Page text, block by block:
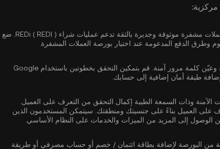
حدد بورصة عملات مشفرة موثوقة وجديرة بالثقة تدعم عمليات شراء REDi ( REDI ). ضع
وطرق الدفع المدعومة عند اختيار بورصة العملات المشفرة.
وعيّن كلمة مرور آمنة. قم بتمكين
التحقق بخطوتين باستخدام Google
طبقة أمان إضافية إلى حسابك.
الآمنة وذات السمعة الطيبة إكمال التحقق من التعرف على العميل
على العميل بناءً على جنسيتك ومنطقتك. سيتمكن المستخدمون الذين
إلى المزيد من الميزات والخدمات على النظام الأساسي.
من البورصة لإضافة بطاقة ائتمان / خصم أو حساب مصرفي أو طريقة